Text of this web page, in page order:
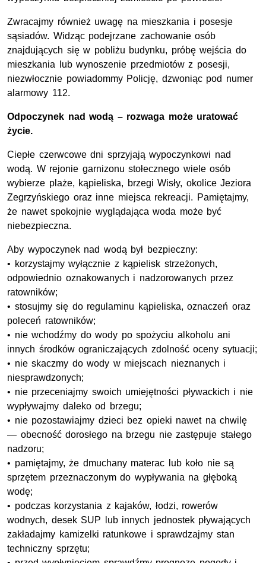
Zwracajmy również uwagę na mieszkania i posesje
sąsiadów. Widząc podejrzane zachowanie osób
znajdujących się w pobliżu budynku, próbę wejścia do
mieszkania lub wynoszenie przedmiotów z posesji,
niezwłocznie powiadommy Policję, dzwoniąc pod numer
alarmowy 112.
Odpoczynek nad wodą – rozwaga może uratować
życie.
Ciepłe czerwcowe dni sprzyjają wypoczynkowi nad
wodą. W rejonie garnizonu stołecznego wiele osób
wybierze plaże, kąpieliska, brzegi Wisły, okolice Jeziora
Zegrzyńskiego oraz inne miejsca rekreacji. Pamiętajmy,
że nawet spokojnie wyglądająca woda może być
niebezpieczna.
Aby wypoczynek nad wodą był bezpieczny:
• korzystajmy wyłącznie z kąpielisk strzeżonych,
odpowiednio oznakowanych i nadzorowanych przez
ratowników;
• stosujmy się do regulaminu kąpieliska, oznaczeń oraz
poleceń ratowników;
• nie wchodźmy do wody po spożyciu alkoholu ani
innych środków ograniczających zdolność oceny sytuacji;
• nie skaczmy do wody w miejscach nieznanych i
niesprawdzonych;
• nie przeceniajmy swoich umiejętności pływackich i nie
wypływajmy daleko od brzegu;
• nie pozostawiajmy dzieci bez opieki nawet na chwilę
— obecność dorosłego na brzegu nie zastępuje stałego
nadzoru;
• pamiętajmy, że dmuchany materac lub koło nie są
sprzętem przeznaczonym do wypływania na głęboką
wodę;
• podczas korzystania z kajaków, łodzi, rowerów
wodnych, desek SUP lub innych jednostek pływających
zakładajmy kamizelki ratunkowe i sprawdzajmy stan
techniczny sprzętu;